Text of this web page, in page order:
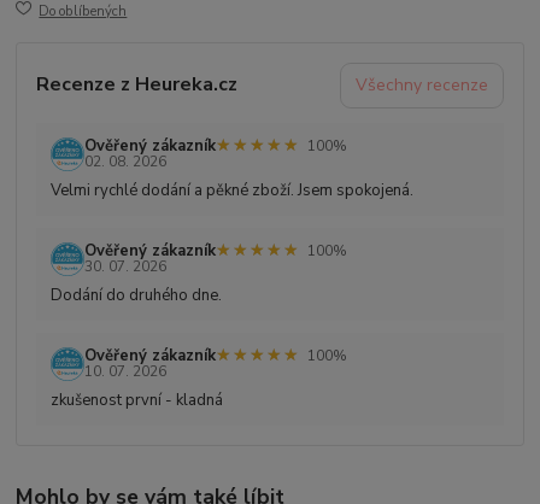
Do oblíbených
Recenze z Heureka.cz Všechny recenze
Ověřený zákazník★★★★★
★★★★★
100%
02. 08. 2026
Velmi rychlé dodání a pěkné zboží. Jsem spokojená.
Ověřený zákazník★★★★★
★★★★★
100%
30. 07. 2026
Dodání do druhého dne.
Ověřený zákazník★★★★★
★★★★★
100%
10. 07. 2026
zkušenost první - kladná
Mohlo by se vám také líbit